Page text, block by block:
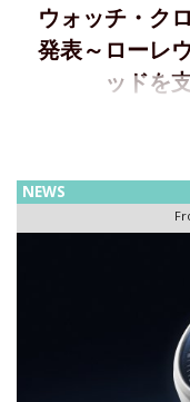
ウォッチ・ク
発表～ローレ
ッドを
ローレウス・スポ
イロット・ウォッ
ッドに捧げる特別エ
NEWS